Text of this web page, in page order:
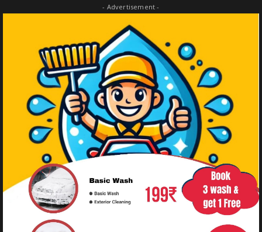
- Advertisement -